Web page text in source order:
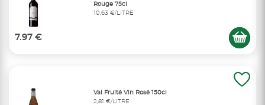
Rouge 75cl
10,63 €/LITRE
7.97 €
Val Fruité Vin Rosé 150cl
2,81 €/LITRE